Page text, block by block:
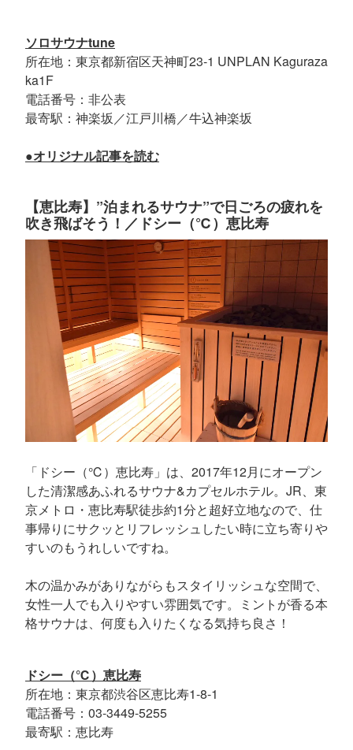
ソロサウナtune
所在地：東京都新宿区天神町23-1 UNPLAN Kaguraza
ka1F
電話番号：非公表
最寄駅：神楽坂／江戸川橋／牛込神楽坂
●オリジナル記事を読む
【恵比寿】”泊まれるサウナ”で日ごろの疲れを
吹き飛ばそう！／ドシー（℃）恵比寿
「ドシー（℃）恵比寿」は、2017年12月にオープン
した清潔感あふれるサウナ&カプセルホテル。JR、東
京メトロ・恵比寿駅徒歩約1分と超好立地なので、仕
事帰りにサクッとリフレッシュしたい時に立ち寄りや
すいのもうれしいですね。
木の温かみがありながらもスタイリッシュな空間で、
女性一人でも入りやすい雰囲気です。ミントが香る本
格サウナは、何度も入りたくなる気持ち良さ！
ドシー（℃）恵比寿
所在地：東京都渋谷区恵比寿1-8-1
電話番号：03-3449-5255
最寄駅：恵比寿